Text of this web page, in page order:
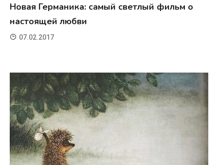
Новая Германика: самый светлый фильм о
настоящей любви
07.02.2017